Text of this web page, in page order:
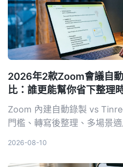
2026年2款Zoom會議自
比：誰更能幫你省下整理
Zoom 內建自動錄製 vs
門檻、轉寫後整理、多場景
2026-08-10